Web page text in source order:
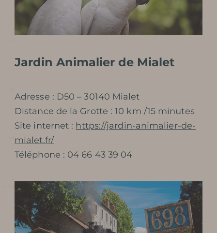
Jardin Animalier de Mialet
Adresse : D50 – 30140 Mialet
Distance de la Grotte : 10 km /15 minutes
Site internet : https://jardin-animalier-de-
mialet.fr/
Téléphone : 04 66 43 39 04